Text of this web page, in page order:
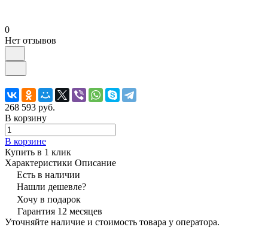
0
Нет отзывов
268 593 руб.
В корзину
В корзине
Купить в 1 клик
Характеристики Описание
Есть в наличии
Нашли дешевле?
Хочу в подарок
Гарантия 12 месяцев
Уточняйте наличие и стоимость товара у оператора.